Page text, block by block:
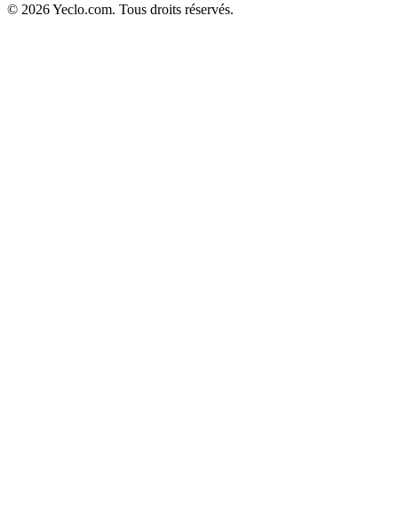
© 2026 Yeclo.com. Tous droits réservés.